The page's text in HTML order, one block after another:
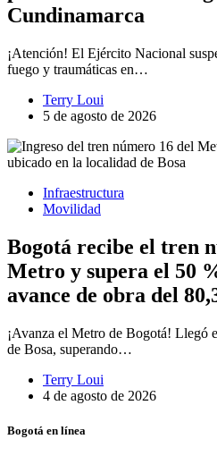
Cundinamarca
¡Atención! El Ejército Nacional
fuego y traumáticas en…
Terry Loui
5 de agosto de 2026
Infraestructura
Movilidad
Bogotá recibe el tren
Metro y supera el 50
avance de obra del
¡Avanza el Metro de Bogotá! Llegó
de Bosa, superando…
Terry Loui
4 de agosto de 2026
Bogotá en línea